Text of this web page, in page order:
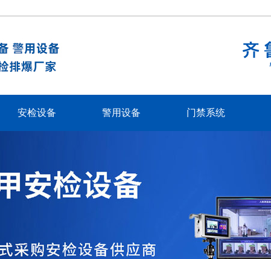
安检设备 警用设备 门禁系统